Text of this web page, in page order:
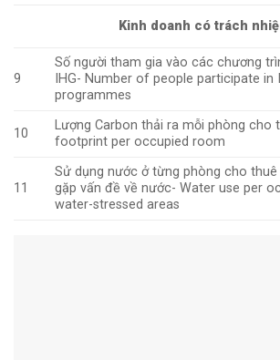
Kinh doanh có trách
9
Số người tham gia vào các chương
IHG- Number of people participate in
programmes
10
Lượng Carbon thải ra mỗi phòng cho
footprint per occupied room
11
Sử dụng nước ở từng phòng cho
gặp vấn đề về nước- Water use per
water-stressed areas